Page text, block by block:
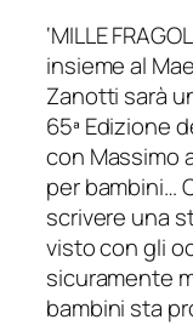
‘MILLE
insieme al
Zanotti sarà
65ª Edizione
con Massimo
per bambini…
scrivere una
visto con gli
sicuramente
bambini sta